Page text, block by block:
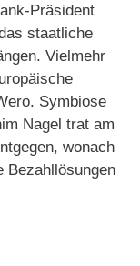
Präsident
staatliche
Vielmehr
Symbiose
Nagel trat am
wonach
Bezahllösungen